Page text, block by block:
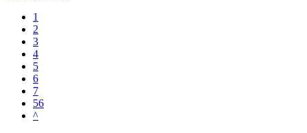
1
2
3
4
5
6
7
56
^